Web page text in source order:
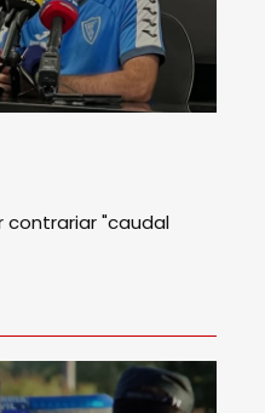
contrariar "caudal